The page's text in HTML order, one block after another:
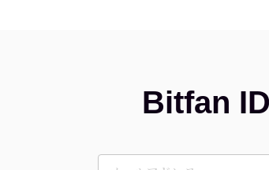
Bitfan